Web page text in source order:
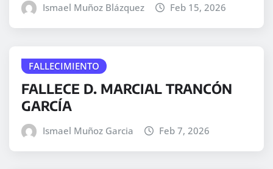
Ismael Muñoz Blázquez Feb 15, 2026
FALLECIMIENTO
FALLECE D. MARCIAL TRANCÓN
GARCÍA
Ismael Muñoz Garcia Feb 7, 2026